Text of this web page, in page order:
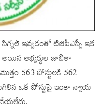
ఇవ్వడంతో టిజిపీఎస్సీ ఇక
అభ్యర్ధుల జాబితా
563 పోస్టులకి 562
ఒక పోస్టుపై ఇంకా న్యాయ